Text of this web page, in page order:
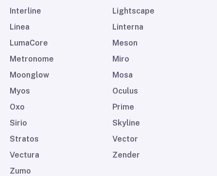
Interline
Lightscape
Linea
Linterna
LumaCore
Meson
Metronome
Miro
Moonglow
Mosa
Myos
Oculus
Oxo
Prime
Sirio
Skyline
Stratos
Vector
Vectura
Zender
Zumo